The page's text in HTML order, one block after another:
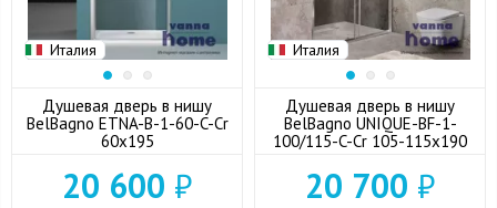
Италия
Душевая дверь в нишу
BelBagno ETNA-B-1-60-C-Cr
60x195
20 600 ₽
Италия
Душевая дверь в нишу
BelBagno UNIQUE-BF-1-
100/115-C-Cr 105-115x190
20 700 ₽